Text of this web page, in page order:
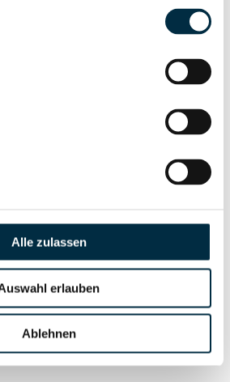
Alle zulassen
erlauben
Ablehnen
Unternehmensprofil
Unternehmensprofil
Vollständiges
Unternehmensprofil
anfragen